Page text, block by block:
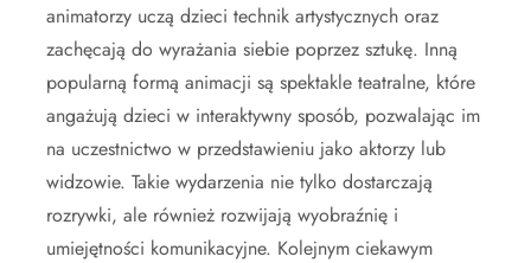
animatorzy uczą dzieci technik artystycznych oraz
zachęcają do wyrażania siebie poprzez sztukę. Inną
popularną formą animacji są spektakle teatralne, które
angażują dzieci w interaktywny sposób, pozwalając im
na uczestnictwo w przedstawieniu jako aktorzy lub
widzowie. Takie wydarzenia nie tylko dostarczają
rozrywki, ale również rozwijają wyobraźnię i
umiejętności komunikacyjne. Kolejnym ciekawym